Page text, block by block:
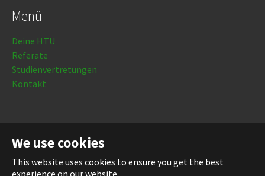
We use cookies
This website uses cookies to ensure you get the best
experience on our website.
Menü
Deine HTU
Referate
Studienvertretungen
Kontakt
Impressum
Datenschutz